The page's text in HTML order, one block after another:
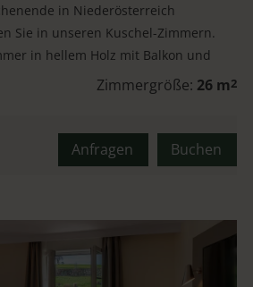
in Niederösterreich
Sie in unseren Kuschel-Zimmern.
in hellem Holz mit Balkon und
den RelaxGarten.Zimmergröße: 26 m2
Buchen
Anfragen